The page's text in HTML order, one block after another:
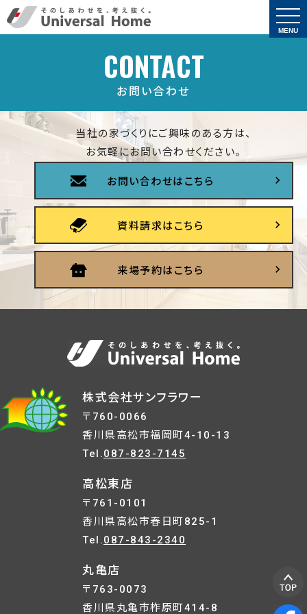
CONTACT
お問い合わせ
当社の家づくりにご興味のある方は、
お気軽にお問い合わせください。
お問い合わせはこちら
資料請求はこちら
来場予約はこちら
株式会社サンフラワー
〒760-0066
香川県高松市福岡町4-10-13
Tel.087-823-7145
高松東店
〒761-0101
香川県高松市春日町825-1
Tel.087-843-2340
丸亀店
〒763-0073
香川県丸亀市柞原町414-8
MENU